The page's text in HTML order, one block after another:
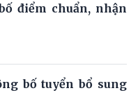
điểm chuẩn, nhận
bố tuyển bổ sung